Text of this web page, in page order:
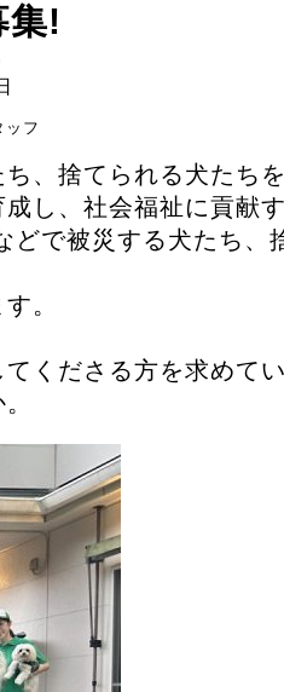
集!
ッフ
、捨てられる犬たち
し、社会福祉に貢献
で被災する犬たち、
。
くださる方を求めてい